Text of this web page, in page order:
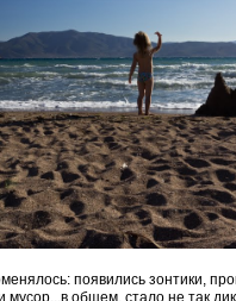
появились зонтики,
мусор...в общем, стало не так